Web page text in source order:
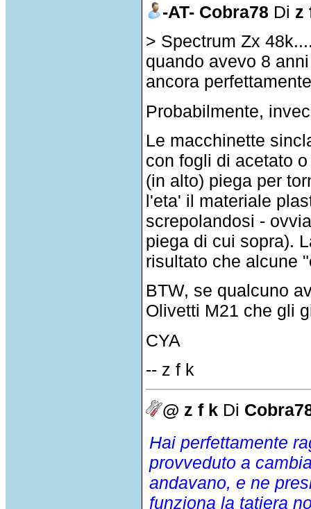
-AT- Cobra78 Di z
> Spectrum Zx
quando avevo 8
ancora
Probabilmente,
Le macchinette
con fogli di acetato
(in alto) piega per
l'eta' il materiale
screpolandosi -
piega di cui sopra).
risultato che alcune
BTW, se qualcuno
Olivetti M21 che gli
CYA
-- z f k
@ z f k Di
Hai perfettamente
provveduto a
andavano, e ne
funziona la tatiera